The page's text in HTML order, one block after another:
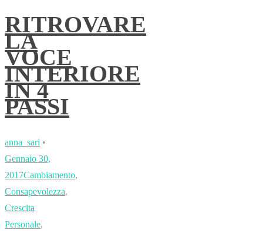
RITROVARE
LA
VOCE
INTERIORE
IN 4
PASSI
anna_sari •
Gennaio 30,
2017Cambiamento,
Consapevolezza,
Crescita
Personale,